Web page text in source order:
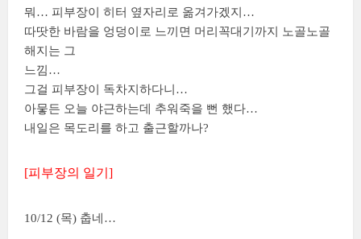
뭐… 피부장이 히터 옆자리로 옮겨가겠지…
따땃한 바람을 엉덩이로 느끼면 머리꼭대기까지 노골노골
해지는 그
느낌…
그걸 피부장이 독차지하다니…
아뭏든 오늘 야근하는데 추워죽을 뻔 했다…
내일은 목도리를 하고 출근할까나?
[피부장의 일기]
10/12 (목) 춥네…